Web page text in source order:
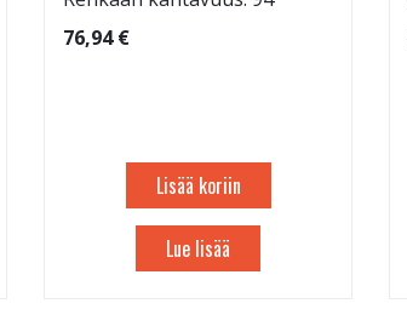
76,94 €
Lisää koriin
Lue lisää